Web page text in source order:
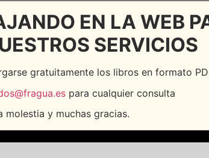
EN LA WEB
SERVICIOS
gratuitamente los libros en formato
para cualquier consulta
molestia y muchas gracias.